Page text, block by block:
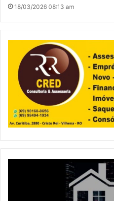
18/03/2026 08:13 am